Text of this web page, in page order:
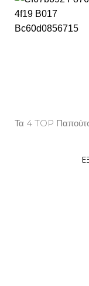
Τα 4 TOP